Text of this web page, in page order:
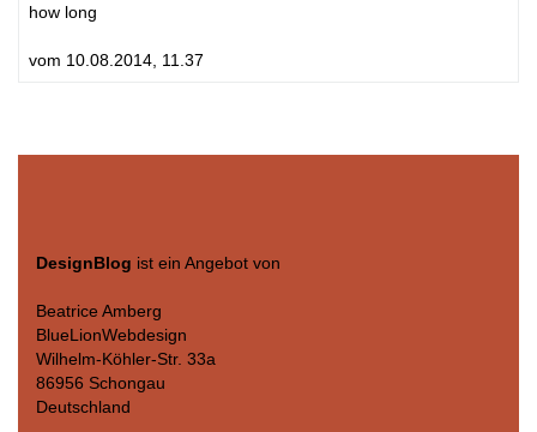
how long
vom 10.08.2014, 11.37
DesignBlog ist ein Angebot von
Beatrice Amberg
BlueLionWebdesign
Wilhelm-Köhler-Str. 33a
86956 Schongau
Deutschland